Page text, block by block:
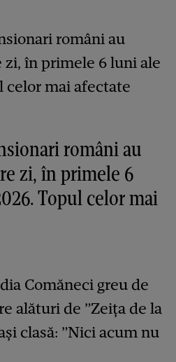
români au
zi, în primele 6
Topul celor mai